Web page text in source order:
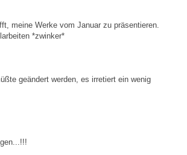
meine Werke vom Januar zu präsentieren.
*zwinker*
geändert werden, es irretiert ein wenig